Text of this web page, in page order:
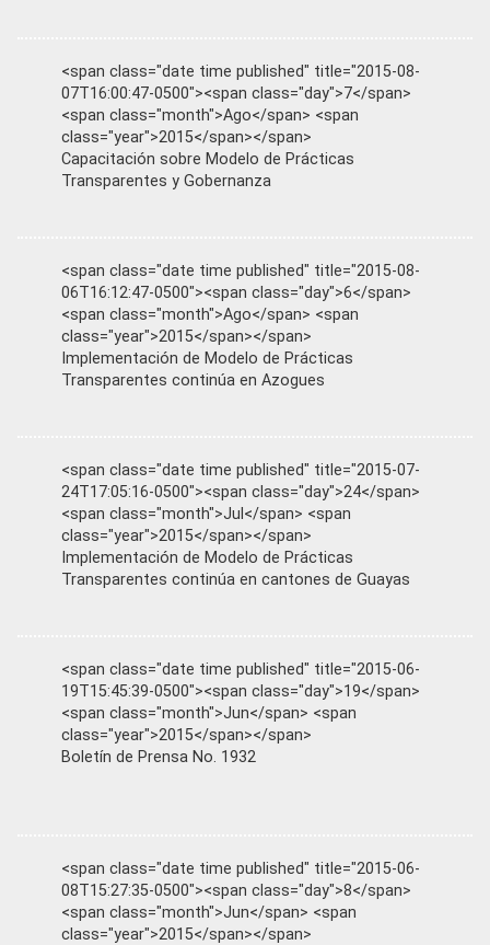
<span class="date time published" title="2015-08-
07T16:00:47-0500"><span class="day">7</span>
<span class="month">Ago</span> <span
class="year">2015</span></span>
Capacitación sobre Modelo de Prácticas
Transparentes y Gobernanza
<span class="date time published" title="2015-08-
06T16:12:47-0500"><span class="day">6</span>
<span class="month">Ago</span> <span
class="year">2015</span></span>
Implementación de Modelo de Prácticas
Transparentes continúa en Azogues
<span class="date time published" title="2015-07-
24T17:05:16-0500"><span class="day">24</span>
<span class="month">Jul</span> <span
class="year">2015</span></span>
Implementación de Modelo de Prácticas
Transparentes continúa en cantones de Guayas
<span class="date time published" title="2015-06-
19T15:45:39-0500"><span class="day">19</span>
<span class="month">Jun</span> <span
class="year">2015</span></span>
Boletín de Prensa No. 1932
<span class="date time published" title="2015-06-
08T15:27:35-0500"><span class="day">8</span>
<span class="month">Jun</span> <span
class="year">2015</span></span>